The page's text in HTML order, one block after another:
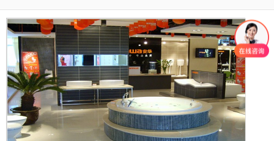
行业分类：服装行业展厅装修